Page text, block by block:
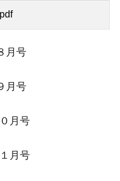
月号
月号
月号
月号